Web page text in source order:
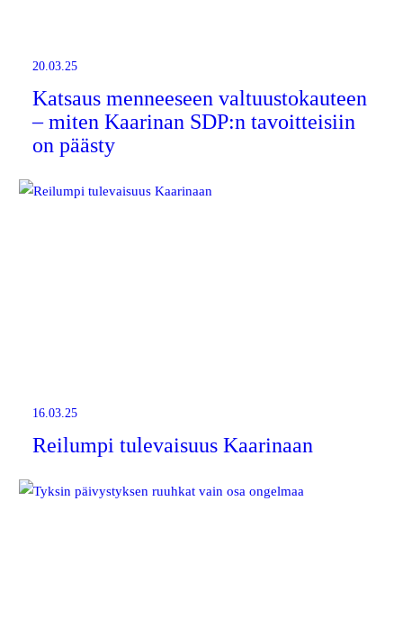
20.03.25
Katsaus menneeseen valtuustokauteen
– miten Kaarinan SDP:n tavoitteisiin
on päästy
16.03.25
Reilumpi tulevaisuus Kaarinaan